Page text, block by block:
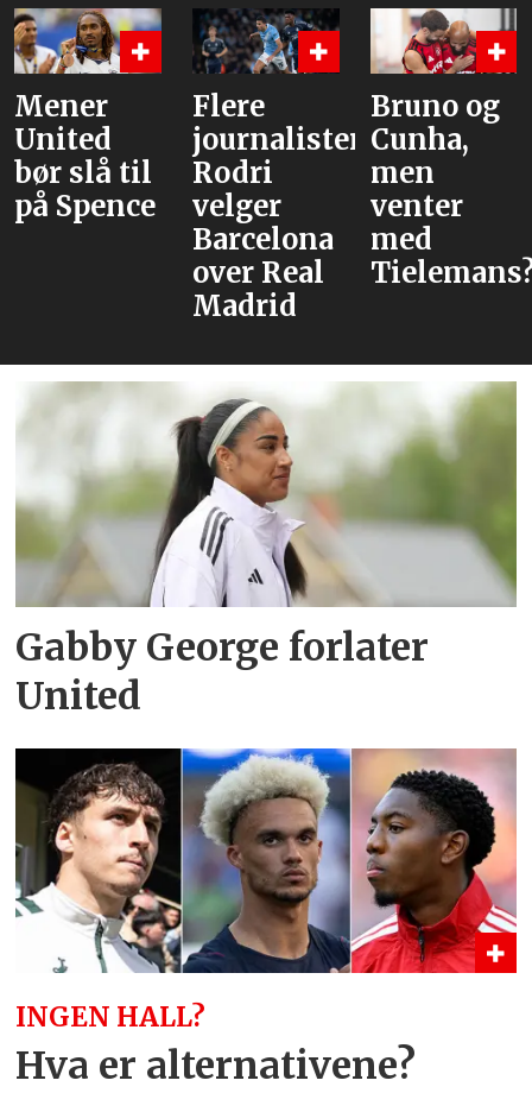
Flere
journalister:
Rodri
velger
Bruno og
Cunha,
men
venter
med
Tielemans?
Hva er
Gabby George forlater
United
INGEN HALL?
Hva er alternativene?